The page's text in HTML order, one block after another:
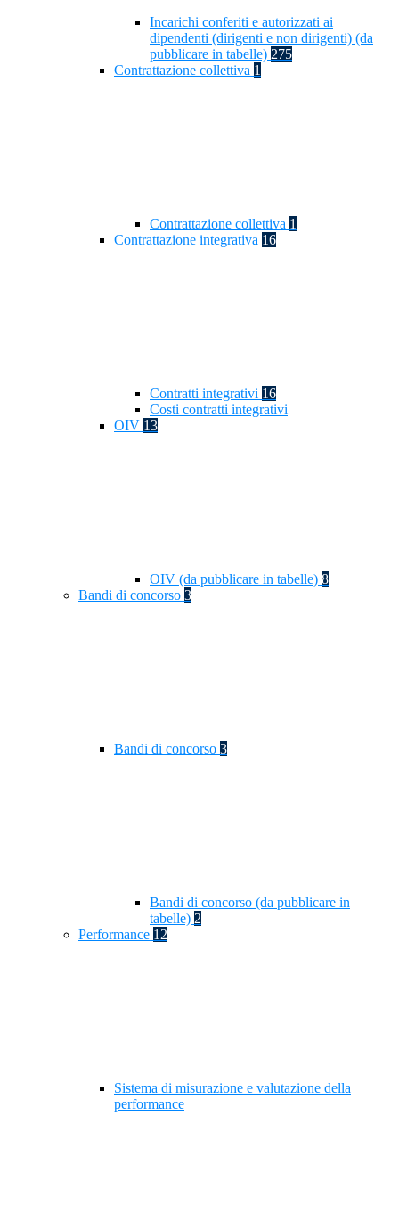
Incarichi conferiti e autorizzati ai
dipendenti (dirigenti e non dirigenti) (da
pubblicare in tabelle) 275
Contrattazione collettiva 1
Contrattazione collettiva 1
Contrattazione integrativa 16
Contratti integrativi 16
Costi contratti integrativi
OIV 13
OIV (da pubblicare in tabelle) 8
Bandi di concorso 3
Bandi di concorso 3
Bandi di concorso (da pubblicare in
tabelle) 2
Performance 12
Sistema di misurazione e valutazione della
performance